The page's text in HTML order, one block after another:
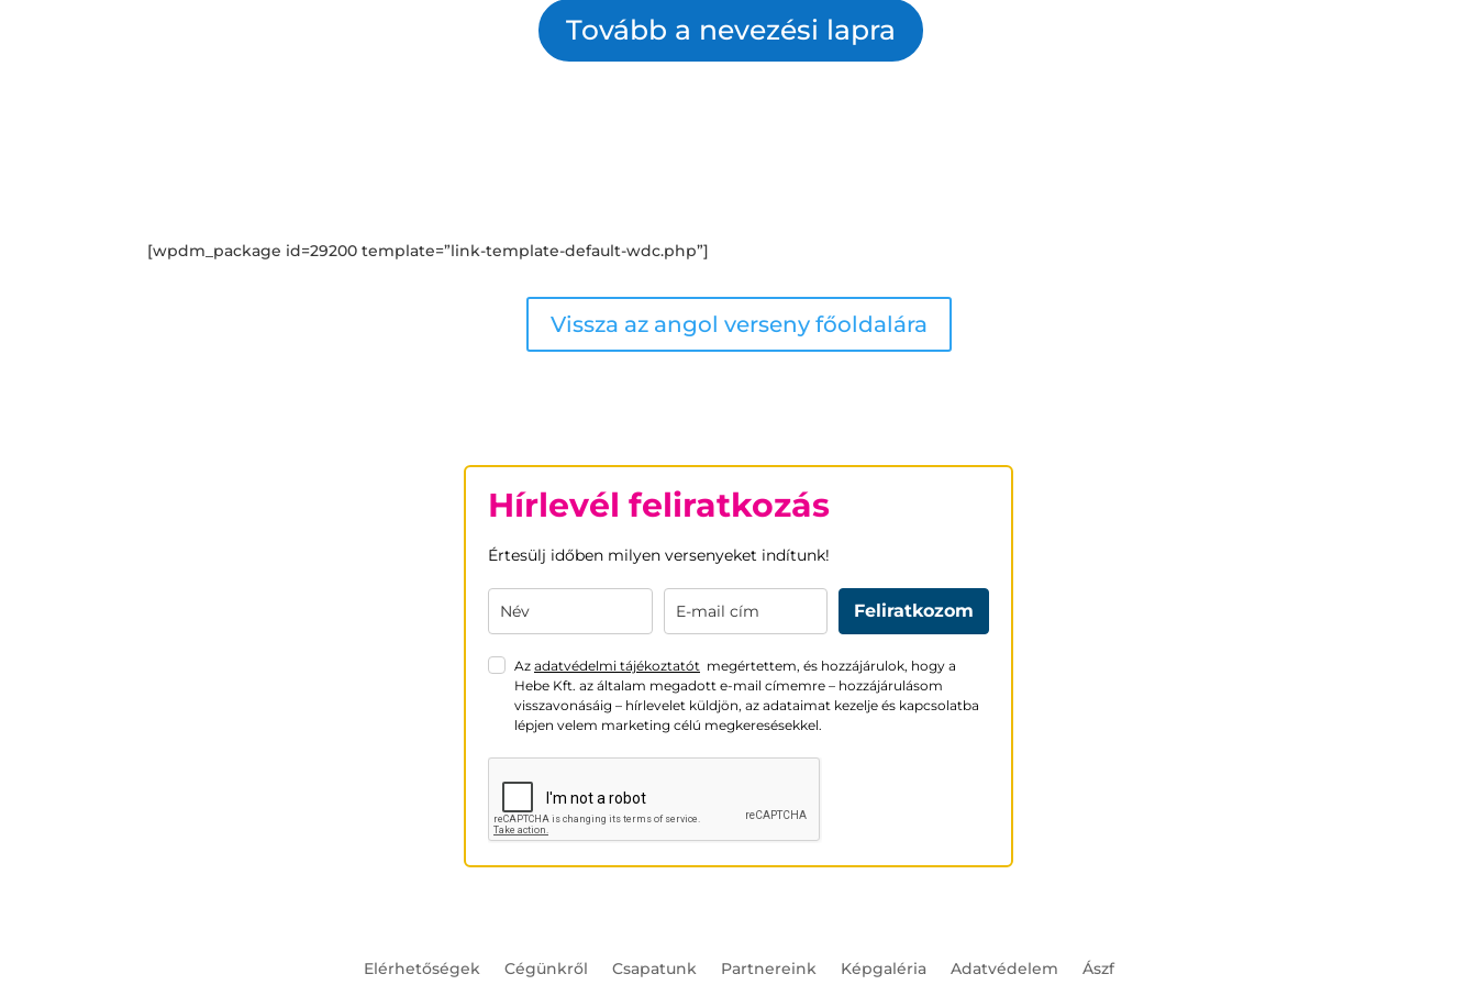
Tovább a nevezési lapra
[wpdm_package id=29200 template=”link-template-default-wdc.php”]
Vissza az angol verseny főoldalára
Hírlevél feliratkozás
Értesülj időben milyen versenyeket indítunk!
Feliratkozom
Az adatvédelmi tájékoztatót megértettem, és hozzájárulok, hogy a
Hebe Kft. az általam megadott e-mail címemre – hozzájárulásom
visszavonásáig – hírlevelet küldjön, az adataimat kezelje és kapcsolatba
lépjen velem marketing célú megkeresésekkel.
Elérhetőségek Cégünkről Csapatunk Partnereink Képgaléria Adatvédelem Ászf